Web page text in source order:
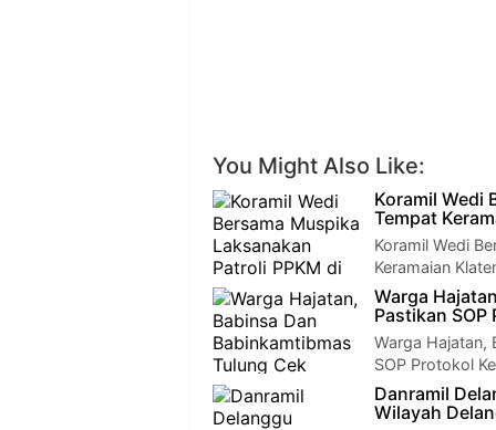
You Might Also Like:
Koramil Wedi
Tempat
Koramil Wedi
Keramaian
Warga
Pastikan
Warga Hajatan,
SOP Protokol
Danramil
Wilayah